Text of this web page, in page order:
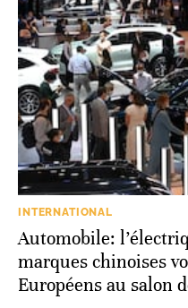
INTERNATIONAL
Automobile:
marques chinoises
Européens au salon